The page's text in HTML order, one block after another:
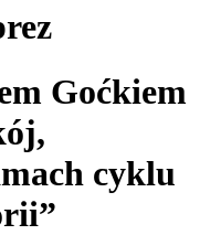
Goćkiem
cyklu